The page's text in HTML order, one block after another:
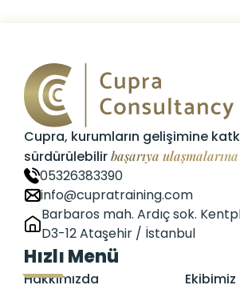
Cupra, kurumların gelişimine
sürdürülebilirbaşarıya
05326383390
info@cupratraining.com
Barbaros mah. Ardıç sok.
D3-12 Ataşehir / İstanbul
Hızlı Menü
Hakkımızda
Ekibimiz